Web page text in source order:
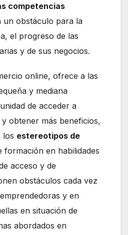
competencias
un obstáculo para la
el progreso de las
y de sus negocios.
online, ofrece a las
y mediana
de acceder a
obtener más beneficios,
los estereotipos de
formación en habilidades
acceso y de
obstáculos cada vez
y en
en situación de
abordados en